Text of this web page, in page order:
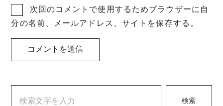
次回のコメントで使用するためブラウザーに自
分の名前、メールアドレス、サイトを保存する。
検索